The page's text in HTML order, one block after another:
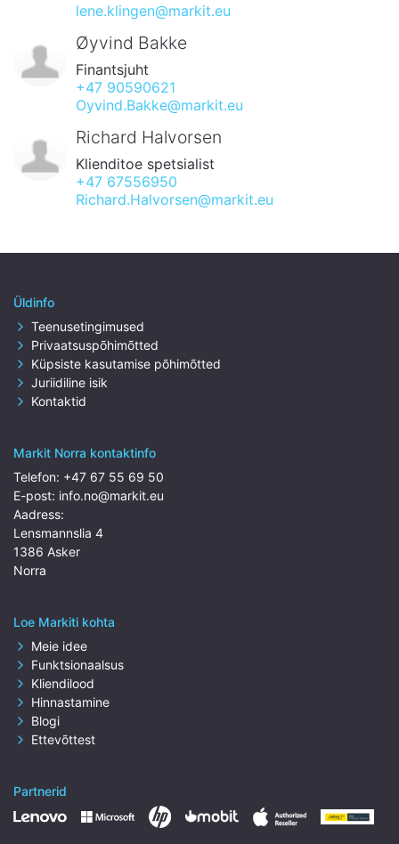
lene.klingen@markit.eu
Øyvind Bakke
Finantsjuht
+47 90590621
Oyvind.Bakke@markit.eu
Richard Halvorsen
Klienditoe spetsialist
+47 67556950
Richard.Halvorsen@markit.eu
Üldinfo
Teenusetingimused
Privaatsuspõhimõtted
Küpsiste kasutamise põhimõtted
Juriidiline isik
Kontaktid
Markit Norra kontaktinfo
Telefon: +47 67 55 69 50
E-post: info.no@markit.eu
Aadress:
Lensmannslia 4
1386 Asker
Norra
Loe Markiti kohta
Meie idee
Funktsionaalsus
Kliendilood
Hinnastamine
Blogi
Ettevõttest
Partnerid